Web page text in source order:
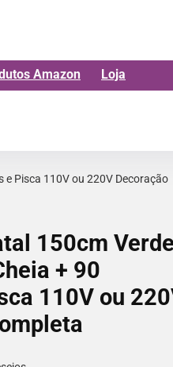
Amazon Loja
e Pisca 110V ou 220V Decoração
150cm
+ 90
110V ou